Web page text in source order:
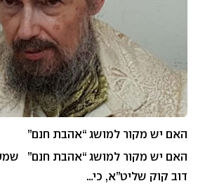
האם יש מקור למושג “אהבת חנם”
האם יש מקור למושג “אהבת חנם”
דוב קוק שליט”א, כי…